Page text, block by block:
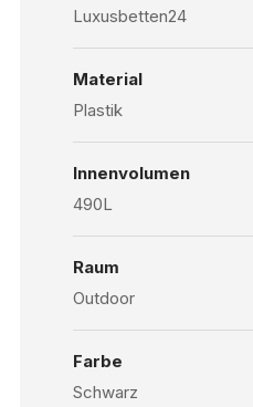
Luxusbetten24
Material
Plastik
Innenvolumen
490L
Raum
Outdoor
Farbe
Schwarz